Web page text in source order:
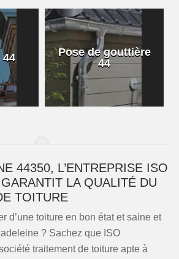
44
Pose de gouttière
44
44350, L’ENTREPRISE ISO
LA QUALITÉ DU
TOITURE
d’une toiture en bon état et saine et
? Sachez que ISO
traitement de toiture apte à